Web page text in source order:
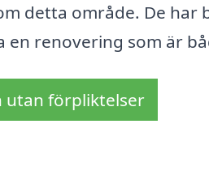
detta område. De har
renovering som är
utan förpliktelser